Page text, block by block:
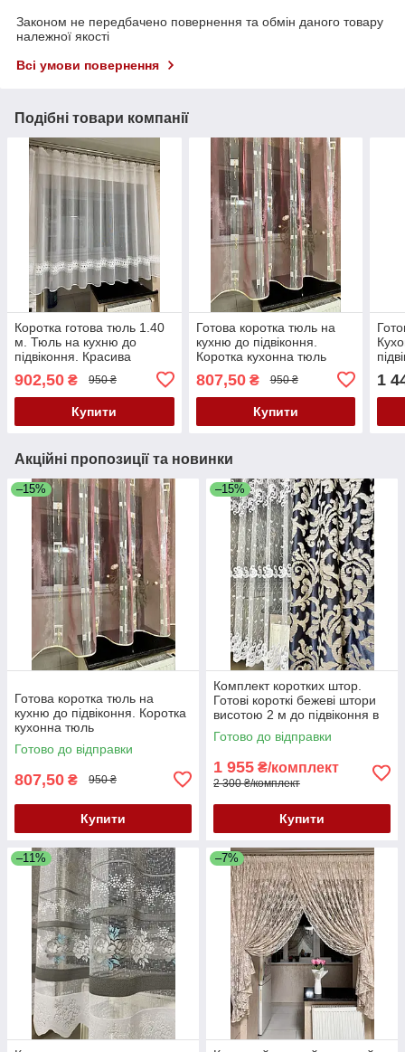
Законом не передбачено повернення та обмін даного товару
належної якості
Всі умови повернення
Подібні товари компанії
Коротка готова тюль 1.40
м. Тюль на кухню до
підвіконня. Красива
902,50 ₴ 950 ₴
Купити
Готова коротка тюль на
кухню до підвіконня.
Коротка кухонна тюль
807,50₴ 950 ₴
Купити
в
1
Акційні пропозиції та новинки
–15%
Готова коротка тюль на
кухню до підвіконня. Коротка
кухонна тюль
Готово до відправки
807,50 ₴ 950 ₴
Купити
–15%
Комплект коротких штор.
Готові короткі бежеві штори
висотою 2 м до підвіконня в
зал, спальню, кухню,
вітальню
Готово до відправки
1 955 ₴/комплект
2 300 ₴/комплект
Купити
–11% –7%